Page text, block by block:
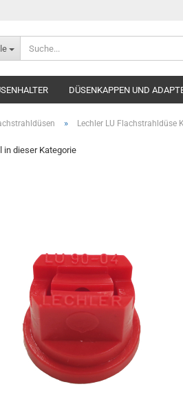
DÜSENKAPPEN UND
» Lechler LU Flachstrahldüse
in dieser Kategorie